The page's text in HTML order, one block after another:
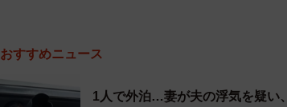
おすすめニュース
1人で外泊…妻が夫の浮気を疑